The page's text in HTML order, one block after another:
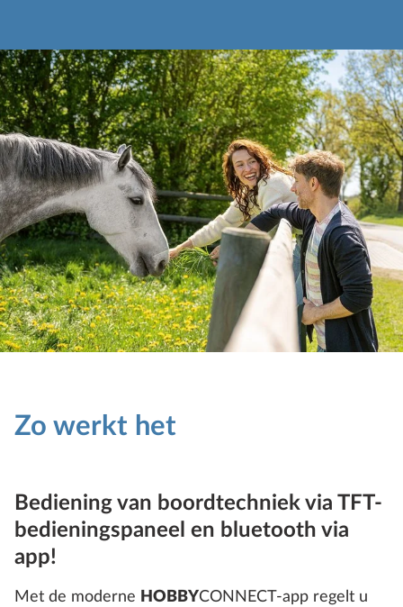
Zo werkt het
Bediening van boordtechniek via TFT-
bedieningspaneel en bluetooth via
app!
Met de moderne HOBBYCONNECT-app regelt u